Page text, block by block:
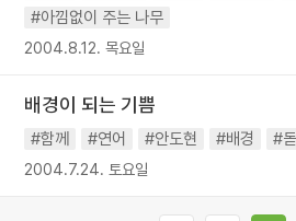
#아낌없이 주는 나무
2004.8.12. 목요일
배경이 되는 기쁨
#함께 #연어 #안도현 #배경 #
2004.7.24. 토요일